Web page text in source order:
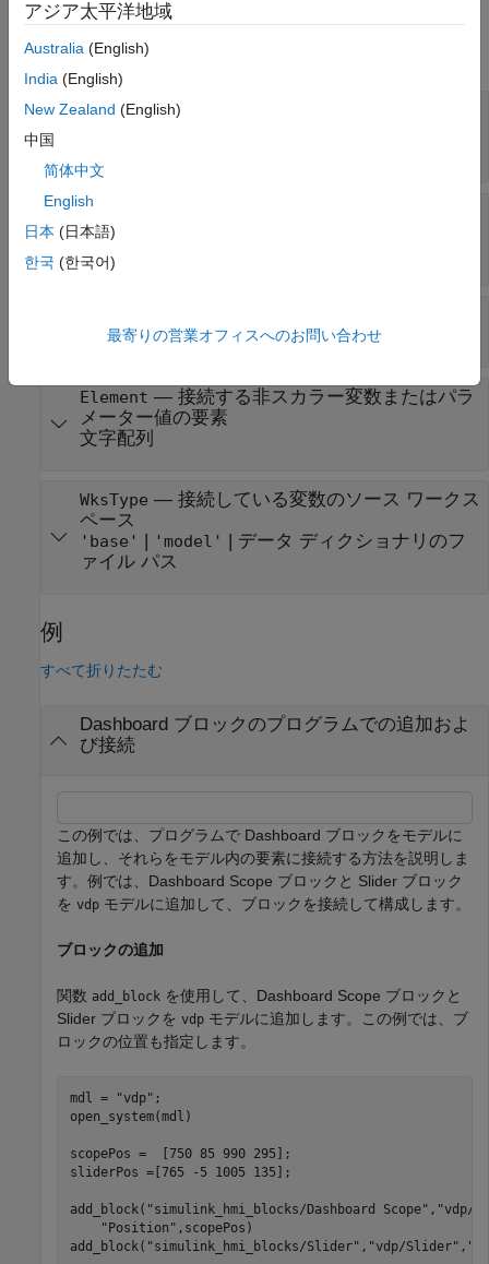
プロパティ
すべて展開する
BlockPath—
パラメーターの名前
文字配列
文字配列
Element — 接続する非スカラー変数またはパラ
メーター値の要素
文字配列
WksType — 接続している変数のソース ワークス
ペース
'base' 'model'
データ ディクショナリのフ
ァイル パス
例
すべて折りたたむ
Dashboard ブロックのプログラムでの追加およ
び接続
この例では、プログラムで Dashboard ブロックをモデルに
追加し、それらをモデル内の要素に接続する方法を説明しま
す。例では、Dashboard Scope ブロックと Slider ブロック
を vdp モデルに追加して、ブロックを接続して構成します。
ブロックの追加
関数 add_block を使用して、Dashboard Scope ブロックと
Slider ブロックを vdp モデルに追加します。この例では、ブ
ロックの位置も指定します。
mdl = "vdp" ;
open_system(mdl)
scopePos =  [750 85 990 295];
sliderPos =[765 -5 1005 135];
add_block( "simulink_hmi_blocks/Dashboard Scope" , "vdp/
"Position" ,scopePos)
add_block( "simulink_hmi_blocks/Slider" , "vdp/Slider" ,
アジア太平洋地域
Australia (English)
India (English)
New Zealand (English)
中国
简体中文
English
日本 (日本語)
한국 (한국어)
最寄りの営業オフィスへのお問い合わせ